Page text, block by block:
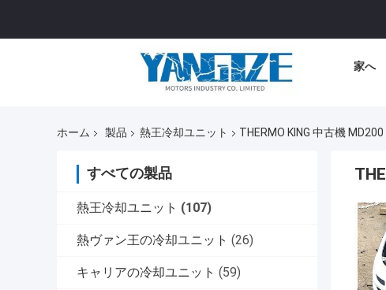
家へ
ホーム 製品 熱王冷却ユニット THERMO KING 中古機
すべての製品
熱王冷却ユニット (107)
熱ヴァン王の冷却ユニット (26)
キャリアの冷却ユニット (59)